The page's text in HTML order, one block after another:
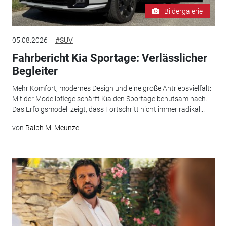
Bildergalerie
05.08.2026 #SUV
Fahrbericht Kia Sportage: Verlässlicher
Begleiter
Mehr Komfort, modernes Design und eine große Antriebsvielfalt:
Mit der Modellpflege schärft Kia den Sportage behutsam nach.
Das Erfolgsmodell zeigt, dass Fortschritt nicht immer radikal...
von Ralph M. Meunzel